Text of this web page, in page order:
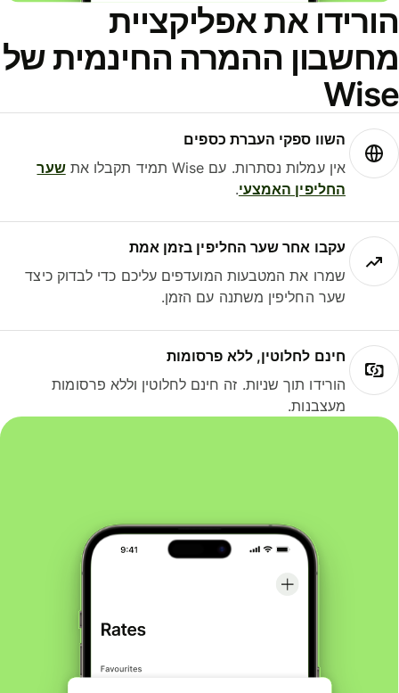
את אפליקציית
ההמרה החינמית של
השוו ספקי העברת כספים
אין עמלות נסתרות. עם Wise תמיד תקבלו את
שער
החליפין האמצעי.
עקבו אחר שער החליפין בזמן אמת
שמרו את המטבעות המועדפים עליכם כדי לבדוק כיצד
שער החליפין משתנה עם הזמן.
חינם לחלוטין, ללא פרסומות
הורידו תוך שניות. זה חינם לחלוטין וללא פרסומות
מעצבנות.